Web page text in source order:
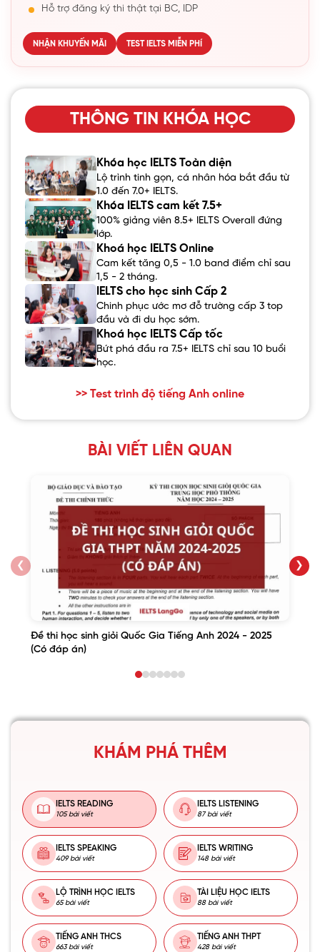
Hỗ trợ đăng ký thi thật tại BC, IDP
NHẬN KHUYẾN MÃI TEST IELTS MIỄN PHÍ
THÔNG TIN KHÓA HỌC
Khóa học IELTS Toàn diện
Lộ trình tinh gọn, cá nhân hóa bắt đầu từ
1.0 đến 7.0+ IELTS.
Khóa IELTS cam kết 7.5+
100% giảng viên 8.5+ IELTS Overall đứng
lớp.
Khoá học IELTS Online
Cam kết tăng 0,5 - 1.0 band điểm chỉ sau
1,5 - 2 tháng.
IELTS cho học sinh Cấp 2
Chinh phục ước mơ đỗ trường cấp 3 top
đầu và đi du học sớm.
Khoá học IELTS Cấp tốc
Bứt phá đầu ra 7.5+ IELTS chỉ sau 10 buổi
học.
>> Test trình độ tiếng Anh online
BÀI VIẾT LIÊN QUAN
❮
Đề thi học sinh giỏi Quốc Gia Tiếng Anh 2024 - 2025
(Có đáp án)
❯
KHÁM PHÁ THÊM
IELTS READING
105 bài viết
IELTS LISTENING
87 bài viết
IELTS SPEAKING
409 bài viết
IELTS WRITING
148 bài viết
LỘ TRÌNH HỌC IELTS
65 bài viết
TÀI LIỆU HỌC IELTS
88 bài viết
TIẾNG ANH THCS
663 bài viết
TIẾNG ANH THPT
428 bài viết